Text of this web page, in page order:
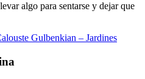
algo para sentarse y dejar que
Gulbenkian – Jardines